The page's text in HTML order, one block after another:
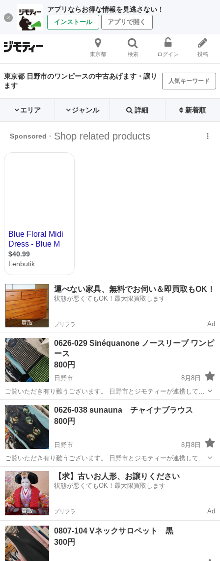
アプリならお得な情報を見逃さない！
インストール アプリで開く
東京都 検索 ログイン 投稿
東京都 日野市のワンピースの中古あげます・譲り
ます
人気キーワード
エリア ジャンル 詳細 新着順
運べない家具、無料でお伺い＆即買取もOK！
状態が悪くてもOK！最大限買取します
プリフラ Ad
0626-029 Sinéquanone ノースリーブ ワンピ
ース
800円
日野市
8月8日
ご覧いただき有り難うございます。 日野市とジモティーが連携して運
営しています。 粗⼤ごみの減量を⽬的にまだ使えるものをリユースし
ています。 ★★★★★ ご自宅にある不要品を是非ジモティースポット
へお持ち込みし...
東京 日野市
0626-038 sunauna チャイナブラウス
800円
日野市
8月8日
ご覧いただき有り難うございます。 日野市とジモティーが連携して運
営しています。 粗⼤ごみの減量を⽬的にまだ使えるものをリユースし
ています。 ★★★★★ ご自宅にある不要品を是非ジモティースポット
へお持ち込みし...
東京 日野市 ワンピース 現地
【求】古いお人形、お譲りください
状態が悪くてもOK！最大限買取します
プリフラ Ad
0807-104 Vネックサロペット 黒
300円